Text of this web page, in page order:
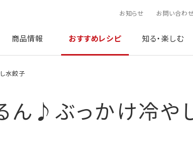
お知らせ お問い合わ
商品情報 おすすめレシピ 知る・楽しむ
水餃子
ん♪ぶっかけ冷や